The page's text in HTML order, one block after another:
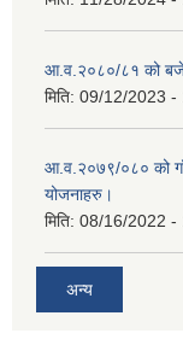
आ.व.२०८०/८१ को
मिति: 09/12/2023 -
आ.व.२०७९/०८० को
योजनाहरु।
मिति: 08/16/2022 -
अन्य